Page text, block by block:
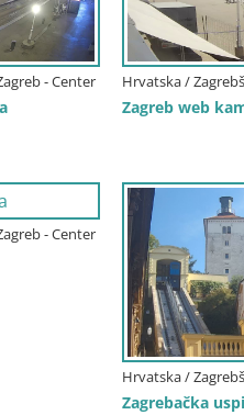
- Center Hrvatska /
Zagreb web
- Center
Hrvatska /
Zagrebačka